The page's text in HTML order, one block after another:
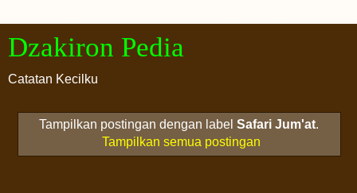
Dzakiron Pedia
Catatan Kecilku
Tampilkan postingan dengan label Safari Jum'at.
Tampilkan semua postingan